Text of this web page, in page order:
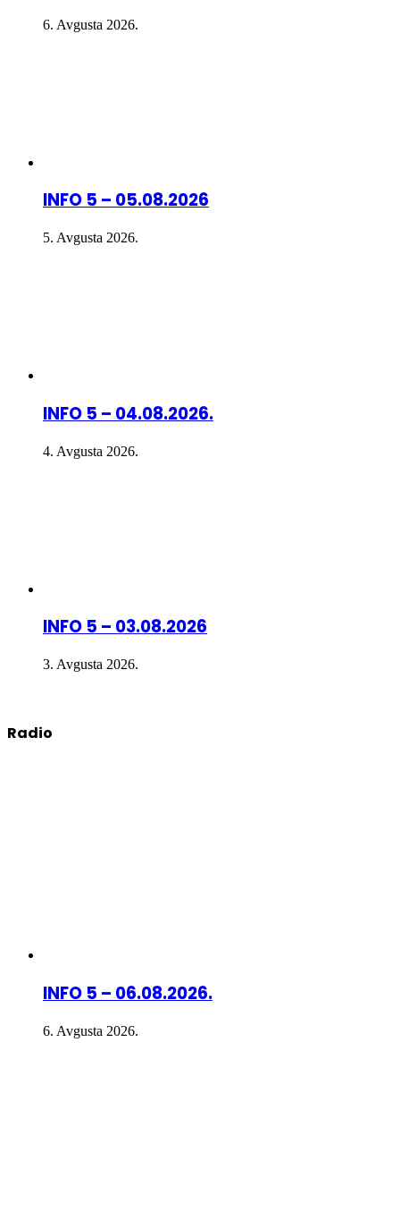
6. Avgusta 2026.
INFO 5 – 05.08.2026
5. Avgusta 2026.
INFO 5 – 04.08.2026.
4. Avgusta 2026.
INFO 5 – 03.08.2026
3. Avgusta 2026.
Radio
INFO 5 – 06.08.2026.
6. Avgusta 2026.